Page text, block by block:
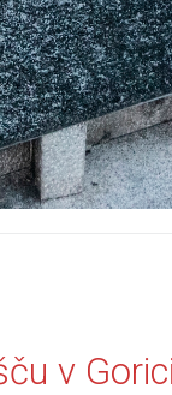
v Gorici